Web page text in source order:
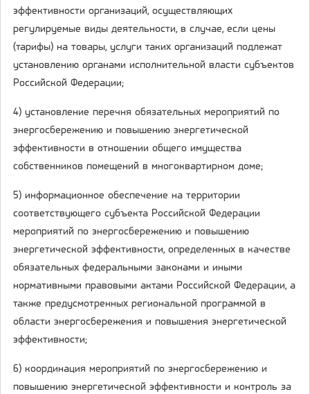
эффективности организаций, осуществляющих
регулируемые виды деятельности, в случае, если цены
(тарифы) на товары, услуги таких организаций подлежат
установлению органами исполнительной власти субъектов
Российской Федерации;
4) установление перечня обязательных мероприятий по
энергосбережению и повышению энергетической
эффективности в отношении общего имущества
собственников помещений в многоквартирном доме;
5) информационное обеспечение на территории
соответствующего субъекта Российской Федерации
мероприятий по энергосбережению и повышению
энергетической эффективности, определенных в качестве
обязательных федеральными законами и иными
нормативными правовыми актами Российской Федерации, а
также предусмотренных региональной программой в
области энергосбережения и повышения энергетической
эффективности;
6) координация мероприятий по энергосбережению и
повышению энергетической эффективности и контроль за